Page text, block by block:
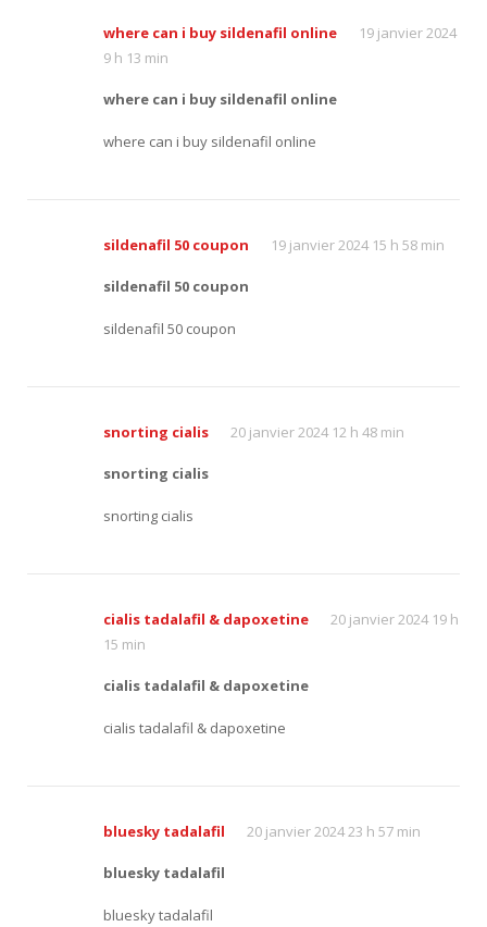
where can i buy sildenafil online
19 janvier 2024
9 h 13 min
where can i buy sildenafil online
where can i buy sildenafil online
sildenafil 50 coupon 19 janvier 2024 15 h 58 min
sildenafil 50 coupon
sildenafil 50 coupon
snorting cialis 20 janvier 2024 12 h 48 min
snorting cialis
snorting cialis
cialis tadalafil & dapoxetine
20 janvier 2024 19 h
15 min
cialis tadalafil & dapoxetine
cialis tadalafil & dapoxetine
bluesky tadalafil 20 janvier 2024 23 h 57 min
bluesky tadalafil
bluesky tadalafil